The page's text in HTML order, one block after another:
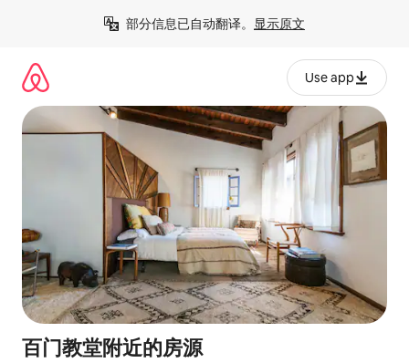
部分信息已自动翻译。 显示原文
Use app
百门教堂附近的房源